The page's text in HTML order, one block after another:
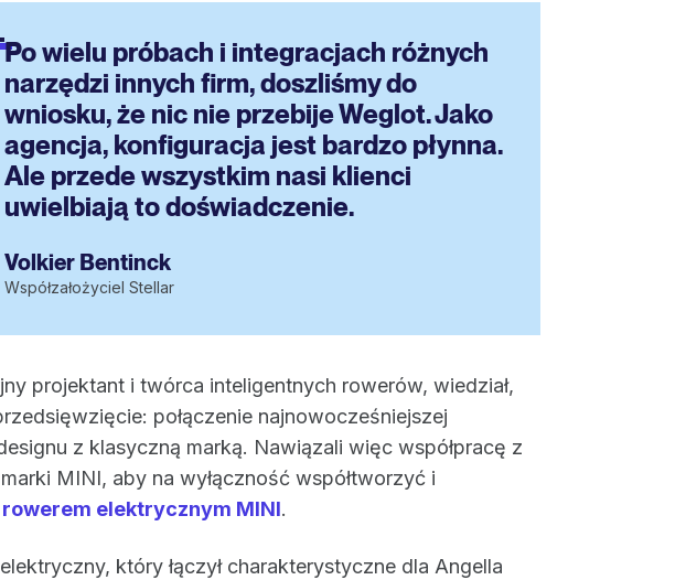
Po wielu próbach i integracjach różnych
narzędzi innych firm, doszliśmy do
wniosku, że nic nie przebije Weglot. Jako
agencja, konfiguracja jest bardzo płynna.
Ale przede wszystkim nasi klienci
uwielbiają to doświadczenie.
Volkier Bentinck
Współzałożyciel Stellar
projektant i twórca inteligentnych rowerów, wiedział,
połączenie najnowocześniejszej
z klasyczną marką. Nawiązali więc współpracę z
MINI, aby na wyłączność współtworzyć i
elektrycznym MINI.
który łączył charakterystyczne dla Angella